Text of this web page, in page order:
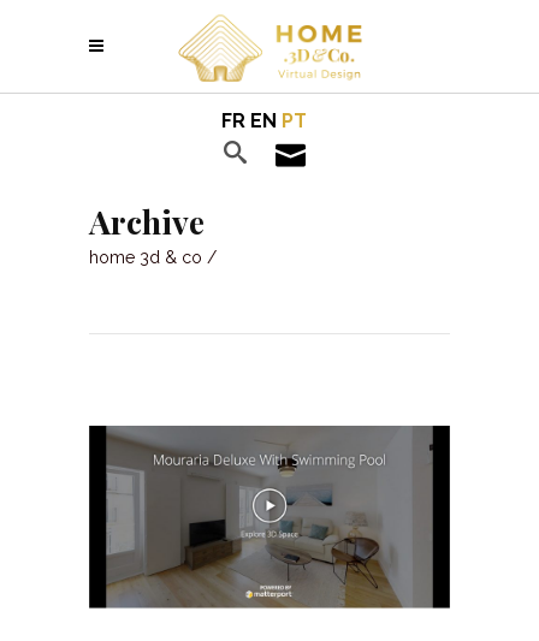
FR EN PT
Archive
home 3d & co /